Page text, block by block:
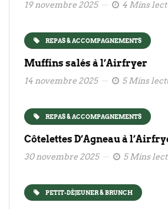
19 novembre 2025 4 Mins
REPAS & ACCOMPAGNEMENTS
Muffins salés à l’Airfryer
14 novembre 2025 5 Mins
REPAS & ACCOMPAGNEMENTS
Côtelettes D’Agneau à
30 novembre 2025 5 Mins
PETIT-DÉJEUNER & BRUNCH